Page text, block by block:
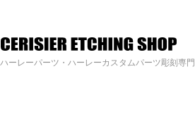
ハーレーパーツ・ハーレーカスタムパーツ彫刻専